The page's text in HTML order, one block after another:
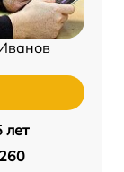
лет